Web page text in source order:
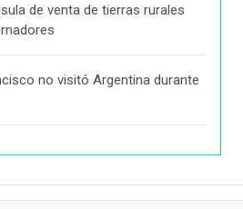
de venta de tierras rurales
no visitó Argentina durante